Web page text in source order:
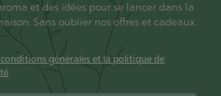
et des idées pour se lancer dans la
Sans oublier nos offres et cadeaux.
conditions générales et la politique de